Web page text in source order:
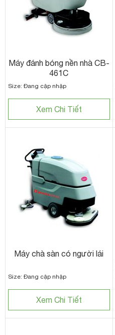
Máy đánh bóng nền nhà CB-
461C
Size: Đang cập nhập
Xem Chi Tiết
Máy chà sàn có người lái
Size: Đang cập nhập
Xem Chi Tiết